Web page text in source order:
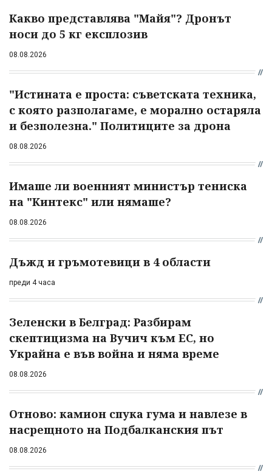
Какво представлява "Майя"? Дронът
носи до 5 кг експлозив
08.08.2026
"Истината е проста: съветската техника,
с която разполагаме, е морално остаряла
и безполезна." Политиците за дрона
08.08.2026
Имаше ли военният министър тениска
на "Кинтекс" или нямаше?
08.08.2026
Дъжд и гръмотевици в 4 области
преди 4 часа
Зеленски в Белград: Разбирам
скептицизма на Вучич към ЕС, но
Украйна е във война и няма време
08.08.2026
Отново: камион спука гума и навлезе в
насрещното на Подбалканския път
08.08.2026